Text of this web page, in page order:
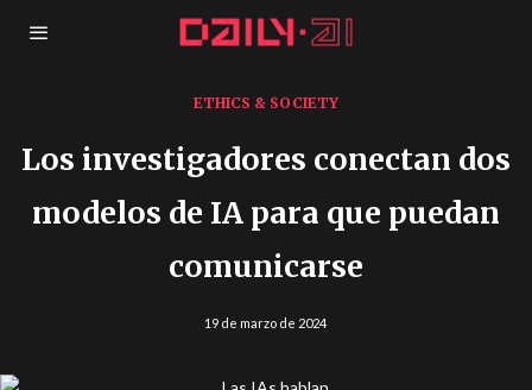
ETHICS & SOCIETY
Los investigadores conectan dos
modelos de IA para que puedan
comunicarse
19 de marzo de 2024